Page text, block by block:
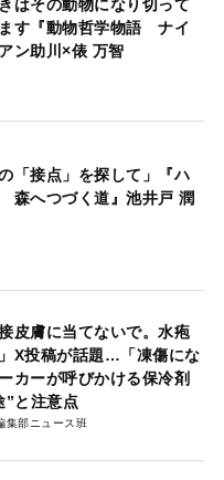
はその動物になり切って
す『動物哲学物語 ナイ
ン助川×俵 万智
「接点」を探して」『ハ
森へつづく道』池井戸 潤
皮膚に当てないで。水疱
X投稿が話題…「凍傷にな
カーが呼びかける保冷剤
”と注意点
集部ニュース班